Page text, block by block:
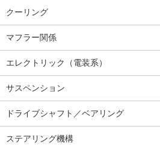
クーリング
マフラー関係
エレクトリック（電装系）
サスペンション
ドライブシャフト／ベアリング
ステアリング機構